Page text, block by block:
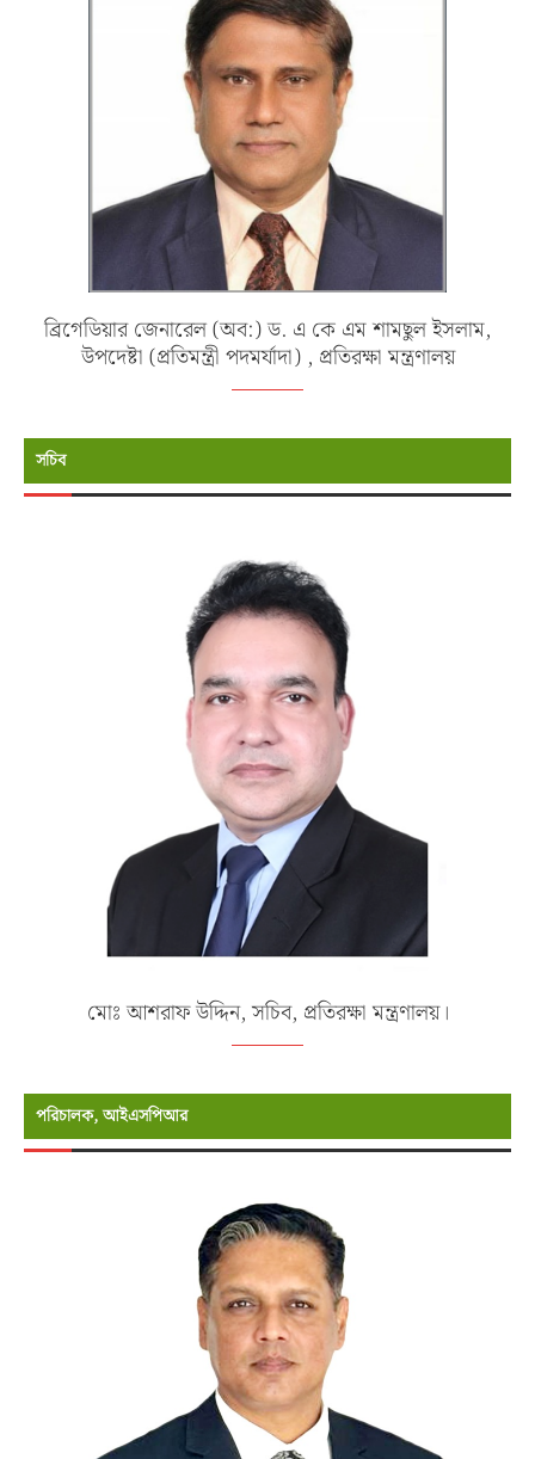
ব্রিগেডিয়ার জেনারেল (অব:) ড. এ কে এম শামছুল ইসলাম,
উপদেষ্টা (প্রতিমন্ত্রী পদমর্যাদা) , প্রতিরক্ষা মন্ত্রণালয়
সচিব
মোঃ আশরাফ উদ্দিন, সচিব, প্রতিরক্ষা মন্ত্রণালয়।
পরিচালক, আইএসপিআর